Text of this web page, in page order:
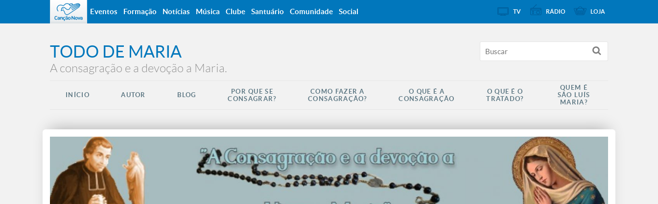
TODO DE MARIA
A consagração e a devoção a Maria.
INÍCIO AUTOR BLOG
POR QUE SE
CONSAGRAR?
COMO FAZER A
CONSAGRAÇÃO?
O QUE É A
CONSAGRAÇÃO
O QUE É O
TRATADO?
QUEM É
SÃO LUÍS
MARIA?
Eventos Formação Notícias Música Clube Santuário Comunidade Social TV RÁDIO LOJA